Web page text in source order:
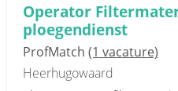
Operator
ploegendienst
ProfMatch (1 vacature)
Heerhugowaard